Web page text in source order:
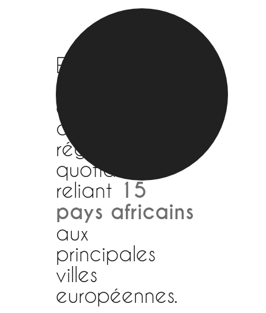
Express Air
Cargo a pour
objectif d'offrir
des services
réguliers et
quotidiens
reliant 15
pays africains
aux
principales
villes
européennes.